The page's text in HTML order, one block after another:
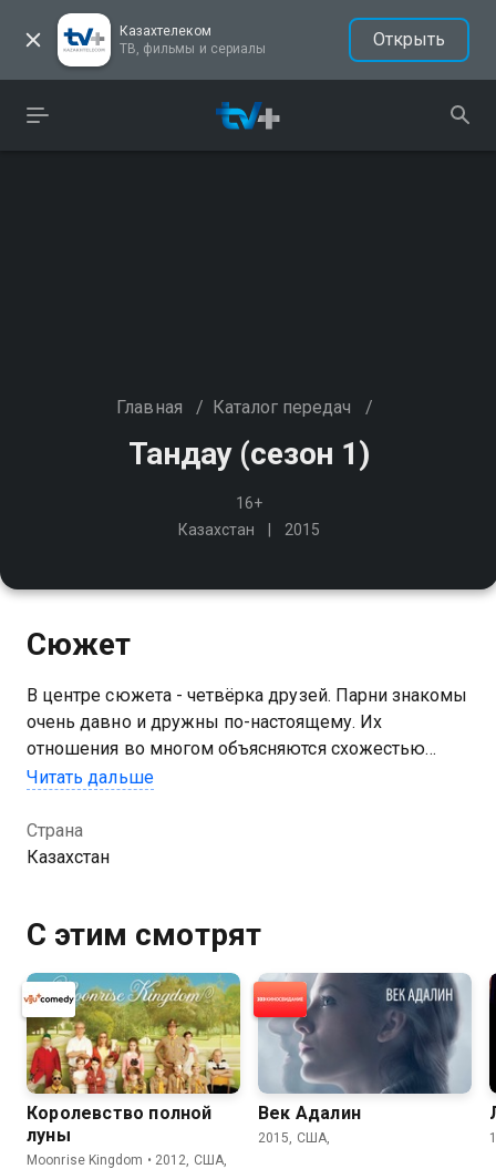
Казахтелеком
ТВ, фильмы и сериалы
Открыть
Главная / Каталог передач /
Тандау (сезон 1)
16+
Казахстан
2015
Сюжет
В центре сюжета - четвёрка друзей. Парни знакомы
очень давно и дружны по-настоящему. Их
отношения во многом объясняются схожестью
нравов - вся четвёрка, как один, поддерживают
Посмотреть онлайн 1 сезон сериала Тандау вы
Читать дальше
Страна
Казахстан
С этим смотрят
Королевство полной
луны
Moonrise Kingdom • 2012, США,
Век Адалин
2015, США,